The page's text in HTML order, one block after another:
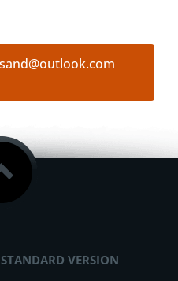
utlook.com
STANDARD VERSION